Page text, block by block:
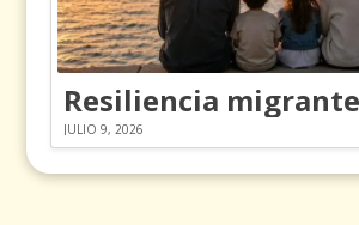
JULIO 9, 2026